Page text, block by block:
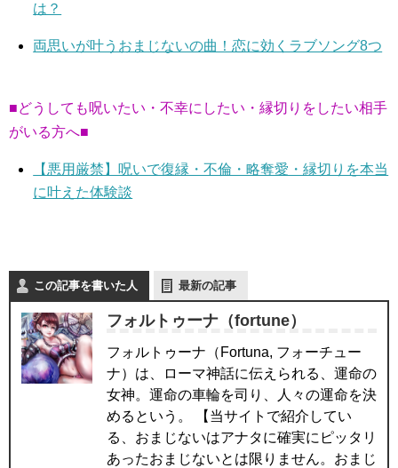
は？
両思いが叶うおまじないの曲！恋に効くラブソング8つ
■どうしても呪いたい・不幸にしたい・縁切りをしたい相手
がいる方へ■
【悪用厳禁】呪いで復縁・不倫・略奪愛・縁切りを本当
に叶えた体験談
この記事を書いた人 最新の記事
フォルトゥーナ（fortune）
フォルトゥーナ（Fortuna, フォーチュー
ナ）は、ローマ神話に伝えられる、運命の
女神。運命の車輪を司り、人々の運命を決
めるという。 【当サイトで紹介してい
る、おまじないはアナタに確実にピッタリ
あったおまじないとは限りません。おまじ